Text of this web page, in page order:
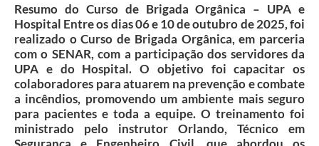
Projetos
Contas Públicas
Legislação
Links
Serviços Online
Resumo do Curso de Brigada Orgânica – UPA e
Hospital Entre os dias 06 e 10 de outubro de 2025, foi
realizado o Curso de Brigada Orgânica, em parceria
com o SENAR, com a participação dos servidores da
UPA e do Hospital. O objetivo foi capacitar os
colaboradores para atuarem na prevenção e combate
a incêndios, promovendo um ambiente mais seguro
para pacientes e toda a equipe. O treinamento foi
ministrado pelo instrutor Orlando, Técnico em